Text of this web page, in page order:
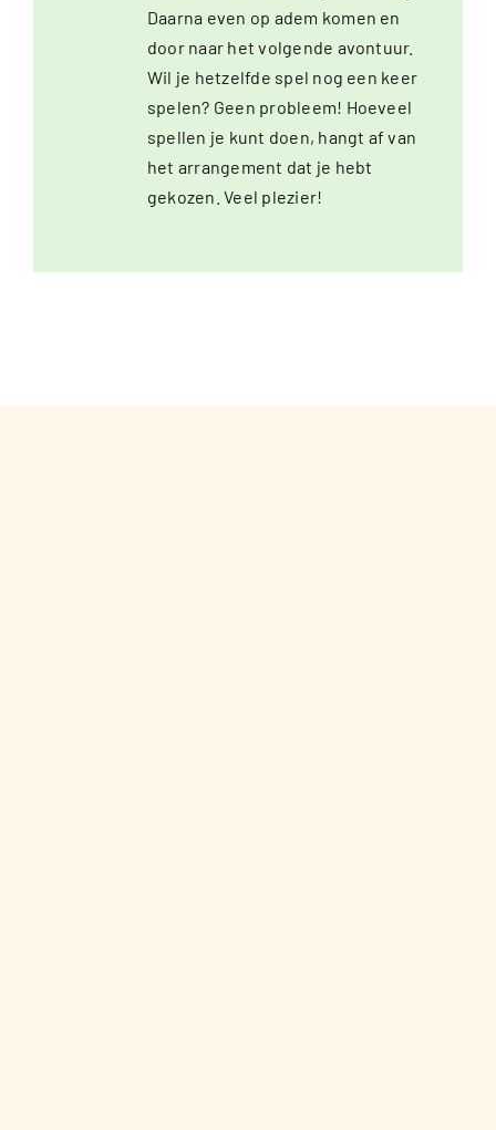
Daarna even op adem komen en
door naar het volgende avontuur.
Wil je hetzelfde spel nog een keer
spelen? Geen probleem! Hoeveel
spellen je kunt doen, hangt af van
het arrangement dat je hebt
gekozen. Veel plezier!